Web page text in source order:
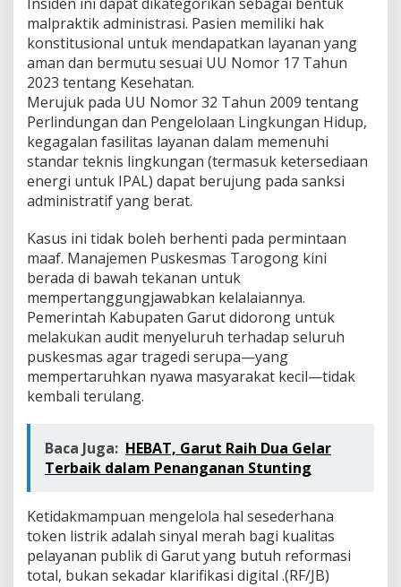
malpraktik administrasi. Pasien memiliki hak
konstitusional untuk mendapatkan layanan yang
aman dan bermutu sesuai UU Nomor 17 Tahun
2023 tentang Kesehatan.
Merujuk pada UU Nomor 32 Tahun 2009 tentang
Perlindungan dan Pengelolaan Lingkungan Hidup,
kegagalan fasilitas layanan dalam memenuhi
standar teknis lingkungan (termasuk ketersediaan
energi untuk IPAL) dapat berujung pada sanksi
administratif yang berat.
Kasus ini tidak boleh berhenti pada permintaan
maaf. Manajemen Puskesmas Tarogong kini
berada di bawah tekanan untuk
mempertanggungjawabkan kelalaiannya.
Pemerintah Kabupaten Garut didorong untuk
melakukan audit menyeluruh terhadap seluruh
puskesmas agar tragedi serupa—yang
mempertaruhkan nyawa masyarakat kecil—tidak
kembali terulang.
Baca Juga: HEBAT, Garut Raih Dua Gelar
Terbaik dalam Penanganan Stunting
Ketidakmampuan mengelola hal sesederhana
token listrik adalah sinyal merah bagi kualitas
pelayanan publik di Garut yang butuh reformasi
total, bukan sekadar klarifikasi digital .(RF/JB)